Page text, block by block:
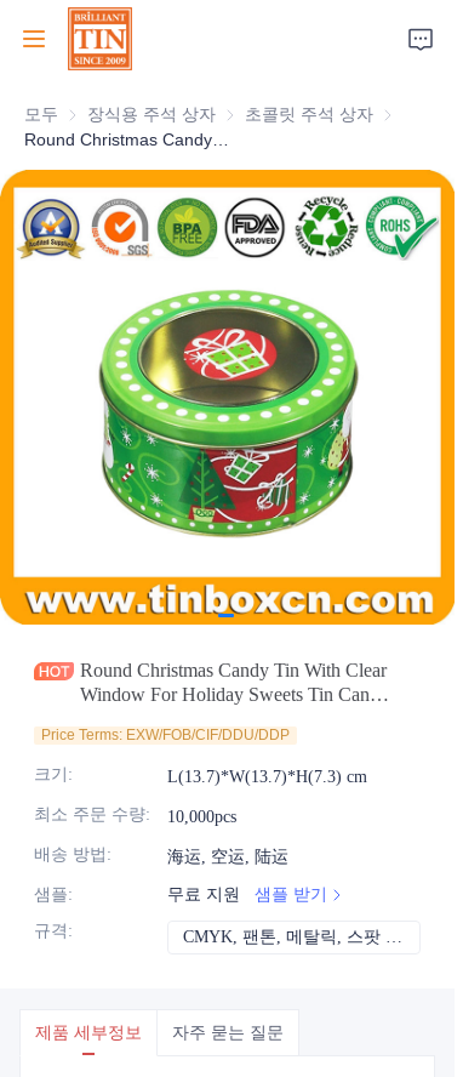
모두 장식용 주석 상자 장식용 주석 상자
초콜릿 주석 상자 초콜릿 주석
Round Christmas Candy Tin With Clear
Window For Holiday Sweets Tin Can
Price Terms: EXW/FOB/CIF/DDU/DDP
크기 : L(13.7)*W(13.7)*H(7.3) cm
최소 주문 수량: 10,000pcs
배송 방법 : 海运, 空运, 陆运
샘플: 무료 지원
샘플 받기
규격 : CMYK, 팬톤, 메탈릭, 스팟 컬러 등
제품 세부정보 자주 묻는 질문
집
회사
제품
고객 서비스
박람회 2026
지속 가능성
소식